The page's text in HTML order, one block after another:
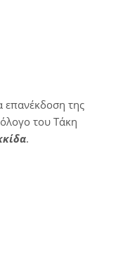
επανέκδοση της
του Τάκη
.